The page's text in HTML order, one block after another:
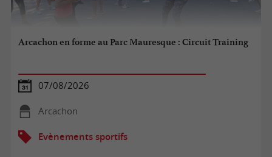
Arcachon en forme au Parc Mauresque : Circuit Training
07/08/2026
Arcachon
Evènements sportifs